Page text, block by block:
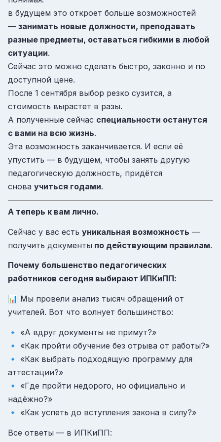
в будущем это откроет больше возможностей
— занимать новые должности, преподавать
разные предметы, оставаться гибкими в любой
ситуации.
Сейчас это можно сделать быстро, законно и по
доступной цене.
После 1 сентября выбор резко сузится, а
стоимость вырастет в разы.
А полученные сейчас специальности останутся
с вами на всю жизнь.
Эта возможность заканчивается. И если её
упустить — в будущем, чтобы занять другую
педагогическую должность, придётся
снова учиться годами.
А теперь к вам лично.
Сейчас у вас есть уникальная возможность —
получить документы по действующим правилам.
Почему большенство педагогических
работников сегодня выбирают ИПКиПП:
📊 Мы провели анализ тысяч обращений от
учителей. Вот что волнует большинство:
🔹 «А вдруг документы не примут?»
🔹 «Как пройти обучение без отрыва от работы?»
🔹 «Как выбрать подходящую программу для
аттестации?»
🔹 «Где пройти недорого, но официально и
надёжно?»
🔹 «Как успеть до вступления закона в силу?»
Все ответы — в ИПКиПП: